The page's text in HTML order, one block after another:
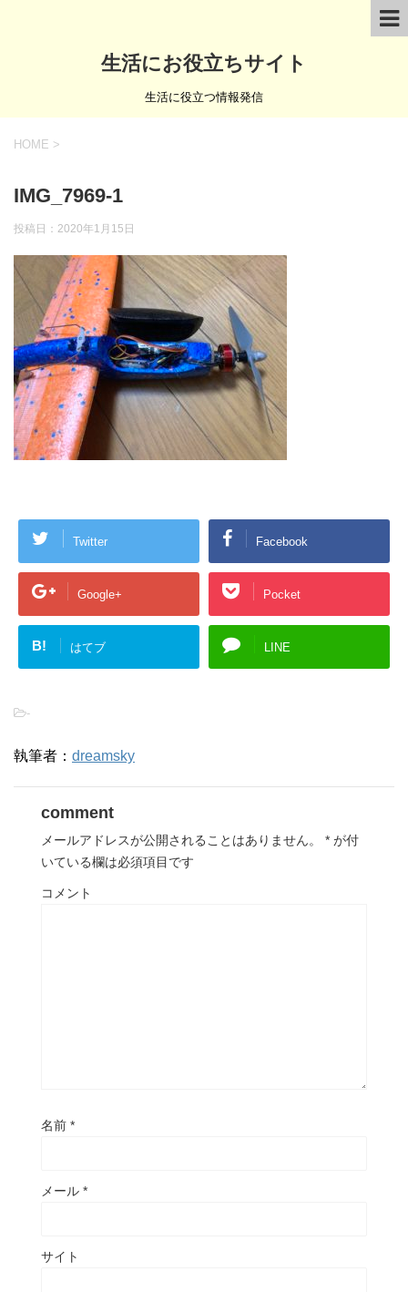
生活にお役立ちサイト
生活に役立つ情報発信
HOME >
IMG_7969-1
投稿日： 2020年1月15日
Twitter Facebook
Google+ Pocket
B! はてブ LINE
-
執筆者： dreamsky
comment
メールアドレスが公開されることはありません。 * が付
いている欄は必須項目です
コメント
名前 *
メール *
サイト